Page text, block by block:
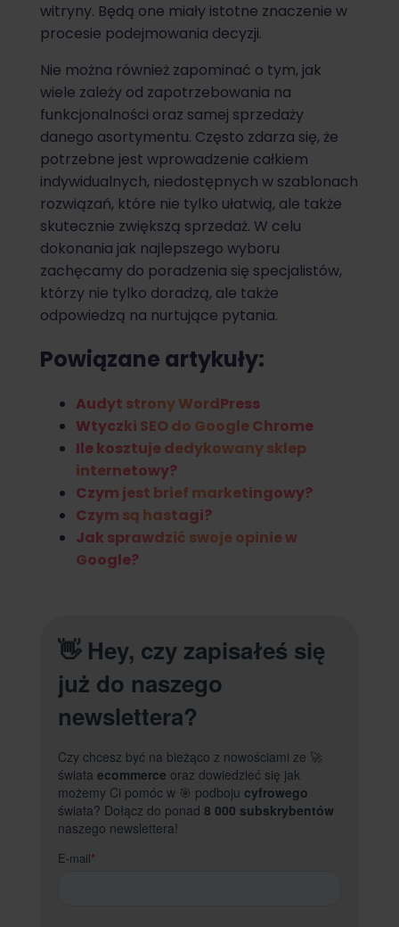
witryny. Będą one miały istotne znaczenie w
procesie podejmowania decyzji.
Nie można również zapominać o tym, jak
wiele zależy od zapotrzebowania na
funkcjonalności oraz samej sprzedaży
danego asortymentu. Często zdarza się, że
potrzebne jest wprowadzenie całkiem
indywidualnych, niedostępnych w szablonach
rozwiązań, które nie tylko ułatwią, ale także
skutecznie zwiększą sprzedaż. W celu
dokonania jak najlepszego wyboru
zachęcamy do poradzenia się specjalistów,
którzy nie tylko doradzą, ale także
odpowiedzą na nurtujące pytania.
Powiązane artykuły:
Audyt strony WordPress
Wtyczki SEO do Google Chrome
Ile kosztuje dedykowany sklep
internetowy?
Czym jest brief marketingowy?
Czym są hastagi?
Jak sprawdzić swoje opinie w
Google?